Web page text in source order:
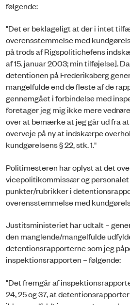
følgende:
"Det er beklageligt at der i intet
overensstemmelse med
på trods af Rigspolitichefens
af 15. januar 2003; min tilføjelse].
detentionen på Frederiksberg
mangelfulde end de fleste af de
gennemgået i forbindelse med
foretager jeg mig ikke mere
over at bemærke at jeg går ud fra
overveje på ny at indskærpe
kundgørelsens § 22, stk. 1."
Politimesteren har oplyst at det
vicepolitikommissær og
punkter/rubrikker i
overensstemmelse med
Justitsministeriet har udtalt –
den manglende/mangelfulde
detentionsrapporterne som jeg
inspektionsrapporten – følgende:
"Det fremgår af
24, 25 og 37, at